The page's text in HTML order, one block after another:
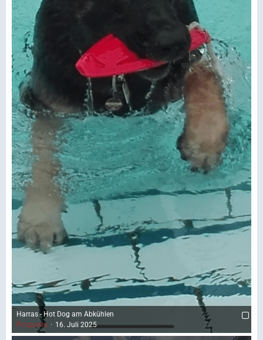
Harras - Hot Dog am Abkühlen
Pinguetta
16. Juli 2025